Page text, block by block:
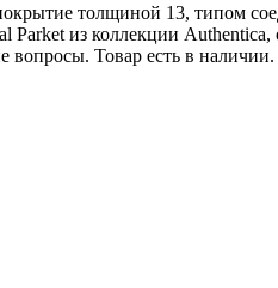
толщиной 13, типом
из коллекции Authentica,
Товар есть в наличии.